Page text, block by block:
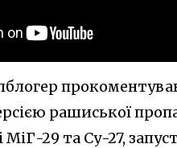
рашиської
МіГ-29 та Су-27,